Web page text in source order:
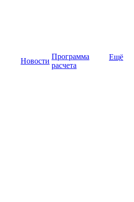
Новости
Программа
расчета
Ещё